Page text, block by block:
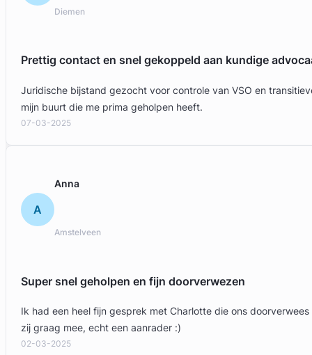
Diemen
Prettig contact en snel gekoppeld aan kundige
Juridische bijstand gezocht voor controle van VSO en
mijn buurt die me prima geholpen heeft.
07-03-2025
A
Anna
Amstelveen
Super snel geholpen en fijn doorverwezen
Ik had een heel fijn gesprek met Charlotte die ons
zij graag mee, echt een aanrader :)
02-03-2025